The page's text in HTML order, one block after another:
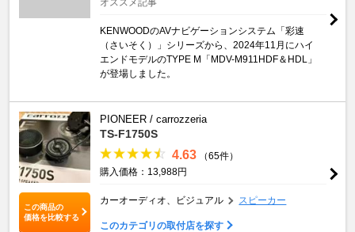
KENWOODのAVナビゲーションシステム「彩速
（さいそく）」シリーズから、2024年11月にハイ
エンドモデルのTYPE M「MDV-M911HDF＆HDL」
が登場しました。
この商品の
価格を比較する
PIONEER / carrozzeria
TS-F1750S
4.63
（65件）
購入価格：13,988円
カーオーディオ、ビジュアル スピーカー
このカテゴリの取付店を探す